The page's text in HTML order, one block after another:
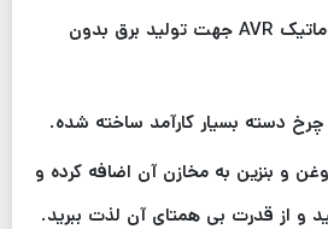
3- سیستم کنترل برق اتوماتیک AVR جهت تولید برق بدون
و بنزین به مخازن آن اضافه کرده و
و از قدرت بی همتای آن لذت ببرید.